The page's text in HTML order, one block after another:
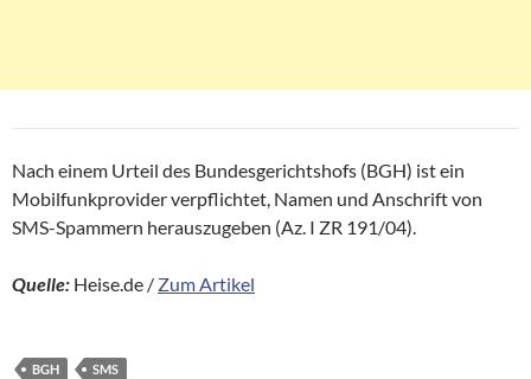
Nach einem Urteil des Bundesgerichtshofs (BGH) ist ein
Mobilfunkprovider verpflichtet, Namen und Anschrift von
SMS-Spammern herauszugeben (Az. I ZR 191/04).
Quelle: Heise.de / Zum Artikel
BGH SMS